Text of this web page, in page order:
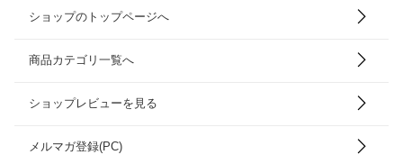
ショップのトップページへ
商品カテゴリ一覧へ
ショップレビューを見る
メルマガ登録(PC)